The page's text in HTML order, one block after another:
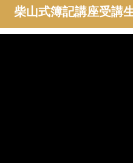
柴山式簿記講座受講